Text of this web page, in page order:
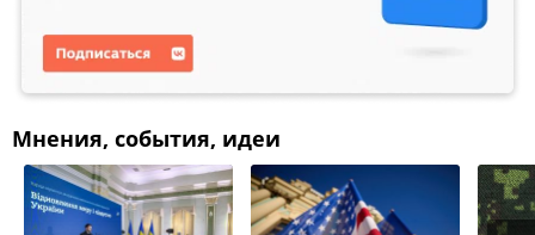
Мнения, события, идеи